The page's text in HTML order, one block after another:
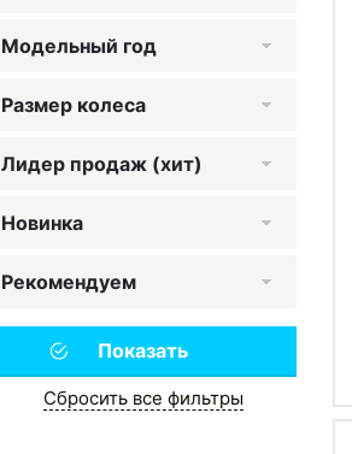
Модельный год
Размер колеса
Лидер продаж (хит)
Новинка
Рекомендуем
Сбросить все фильтры